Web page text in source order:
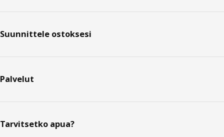
Suunnittele ostoksesi
Palvelut
Tarvitsetko apua?